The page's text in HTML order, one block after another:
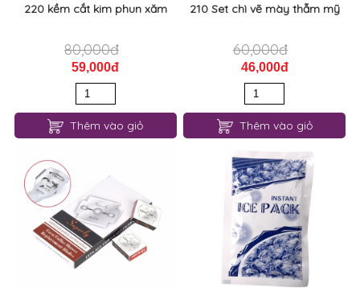
220 kềm cắt kim phun xăm
80,000đ
59,000đ
Thêm vào giỏ
210 Set chì vẽ mày thẫm mỹ
60,000đ
46,000đ
Thêm vào giỏ